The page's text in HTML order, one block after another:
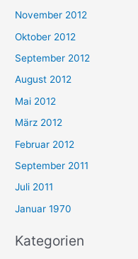
November 2012
Oktober 2012
September 2012
August 2012
Mai 2012
März 2012
Februar 2012
September 2011
Juli 2011
Januar 1970
Kategorien